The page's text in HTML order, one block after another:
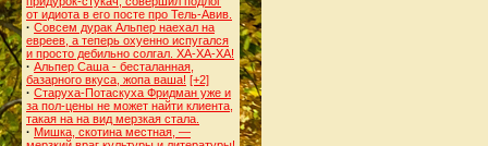
от идиота в его посте про Тель-Авив.
· Совсем дурак Альпер наехал на
евреев, а теперь охуенно испугался
и просто дебильно солгал. ХА-ХА-ХА!
· Альпер Саша - бесталанная,
базарного вкуса, жопа ваша! [+2]
· Старуха-Потаскуха Фридман уже и
за пол-цены не может найти клиента,
такая на на вид мерзкая стала.
· Мишка, скотина местная, —